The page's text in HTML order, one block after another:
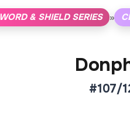
& SHIELD SERIES »
#107/